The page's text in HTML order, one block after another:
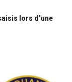
lors d’une